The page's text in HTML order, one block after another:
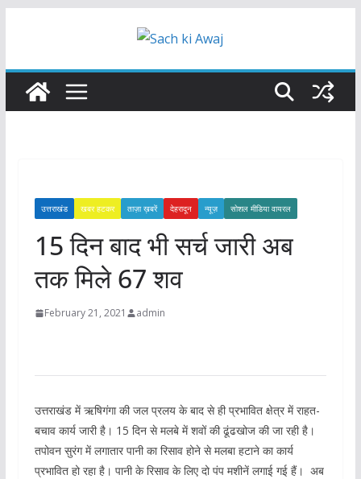
उत्तराखंड खबर हटकर ताज़ा ख़बरें देहरादून न्यूज़ सोशल मीडिया वायरल
15 दिन बाद भी सर्च जारी अब
तक मिले 67 शव
February 21, 2021 admin
उत्तराखंड में ऋषिगंगा की जल प्रलय के बाद से ही प्रभावित क्षेत्र में राहत-
बचाव कार्य जारी है। 15 दिन से मलबे में शवों की ढूंढखोज की जा रही है।
तपोवन सुरंग में लगातार पानी का रिसाव होने से मलबा हटाने का कार्य
प्रभावित हो रहा है। पानी के रिसाव के लिए दो पंप मशीनें लगाई गई हैं। अब